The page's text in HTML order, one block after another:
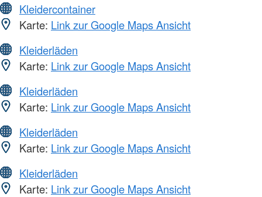
Kleidercontainer
Karte: Link zur Google Maps Ansicht
Kleiderläden
Karte: Link zur Google Maps Ansicht
Kleiderläden
Karte: Link zur Google Maps Ansicht
Kleiderläden
Karte: Link zur Google Maps Ansicht
Kleiderläden
Karte: Link zur Google Maps Ansicht